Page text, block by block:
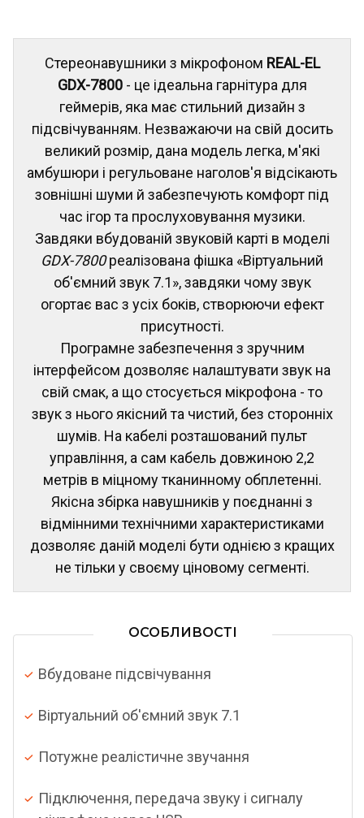
Стереонавушники з мікрофоном REAL-EL
GDX-7800- це ідеальна гарнітура для
геймерів, яка має стильний дизайн з
підсвічуванням. Незважаючи на свій досить
великий розмір, дана модель легка, м'які
амбушюри і регульоване наголов'я відсікають
зовнішні шуми й забезпечують комфорт під
час ігор та прослуховування музики.
Завдяки вбудованій звуковій карті в моделі
GDX-7800реалізована фішка «Віртуальний
об'ємний звук 7.1», завдяки чому звук
огортає вас з усіх боків, створюючи ефект
присутності.
Програмне забезпечення з зручним
інтерфейсом дозволяє налаштувати звук на
свій смак, а що стосується мікрофона - то
звук з нього якісний та чистий, без сторонніх
шумів. На кабелі розташований пульт
управління, а сам кабель довжиною 2,2
метрів в міцному тканинному обплетенні.
Якісна збірка навушників у поєднанні з
відмінними технічними характеристиками
дозволяє даній моделі бути однією з кращих
не тільки у своєму ціновому сегменті.
ОСОБЛИВОСТІ
Вбудоване підсвічування
Віртуальний об'ємний звук 7.1
Потужне реалістичне звучання
Підключення, передача звуку і сигналу